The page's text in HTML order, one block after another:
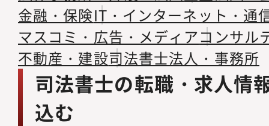
金融・保険IT・インターネット・通
マスコミ・広告・メディアコンサル
不動産・建設司法書士法人・事務所
司法書士の転職・求人情
込む